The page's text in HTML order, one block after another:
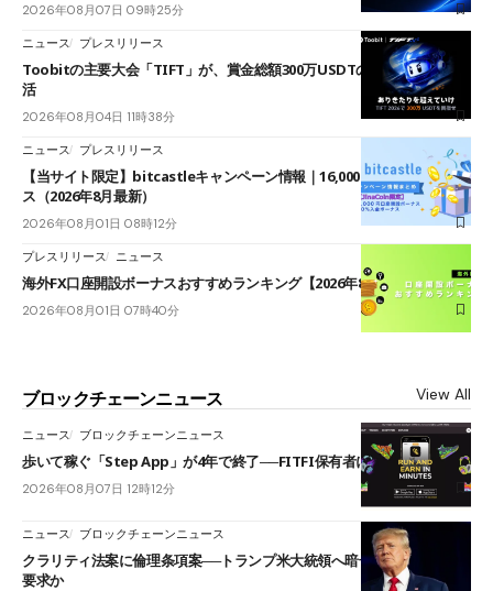
2026年08月07日 09時25分
ニュース プレスリリース
Toobitの主要大会「TIFT」が、賞金総額300万USDTのレースとして復
活
2026年08月04日 11時38分
ニュース プレスリリース
【当サイト限定】bitcastleキャンペーン情報｜16,000円口座開設ボーナ
ス（2026年8月最新）
2026年08月01日 08時12分
プレスリリース ニュース
海外FX口座開設ボーナスおすすめランキング【2026年8月最新】
2026年08月01日 07時40分
ブロックチェーンニュース View All
ニュース ブロックチェーンニュース
歩いて稼ぐ「Step App」が4年で終了──FITFI保有者に対応呼びかけ
2026年08月07日 12時12分
ニュース ブロックチェーンニュース
クラリティ法案に倫理条項案──トランプ米大統領へ暗号資産事業の売却
要求か